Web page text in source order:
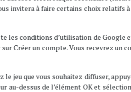
invitera à faire certains choix
les conditions d’utilisation de
Créer un compte. Vous recevrez
le jeu que vous souhaitez diffuser,
au-dessus de l’élément OK et